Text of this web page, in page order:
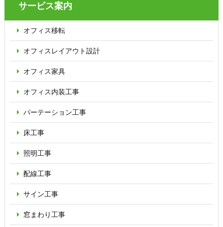
サービス案内
オフィス移転
オフィス レイアウト設計
オフィス家具
オフィス内装工事
パーテーション工事
床工事
照明工事
配線工事
サイン工事
窓まわり工事